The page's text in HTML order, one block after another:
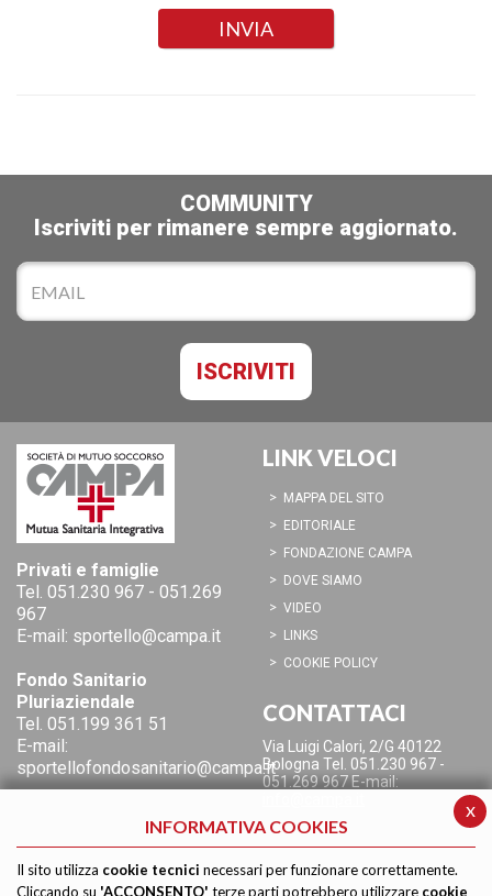
COMMUNITY
Iscriviti per rimanere sempre aggiornato.
LINK VELOCI
MAPPA DEL SITO
EDITORIALE
FONDAZIONE CAMPA
DOVE SIAMO
VIDEO
LINKS
COOKIE POLICY
CONTATTACI
Via Luigi Calori, 2/G 40122
Bologna Tel. 051.230 967 -
051.269 967E-mail:
Privati e famiglie
Tel. 051.230 967 - 051.269
967
E-mail: sportello@campa.it
Fondo Sanitario
Pluriaziendale
Tel. 051.199 361 51
E-mail:
sportellofondosanitario@campa.it
x
INFORMATIVA COOKIES
Il sito utilizza cookie tecnici necessari per funzionare correttamente.
Cliccando su 'ACCONSENTO' terze parti potrebbero utilizzare cookie